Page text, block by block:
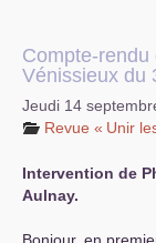
Compte-
Vénissieux du
Jeudi 14
Revue « Unir
Intervention de
Aulnay.